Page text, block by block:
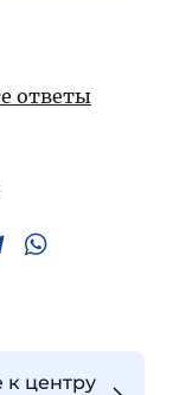
ответы
центру